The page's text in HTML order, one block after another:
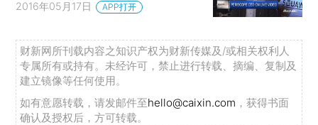
2016年05月17日 APP打开
财新网所刊载内容之知识产权为财新传媒及/或相关权利人
专属所有或持有。未经许可，禁止进行转载、摘编、复制及
建立镜像等任何使用。
如有意愿转载，请发邮件至hello@caixin.com ，获得书面
确认及授权后，方可转载。